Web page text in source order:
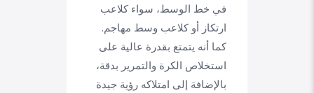
في خط الوسط، سواء كلاعب
ارتكاز أو كلاعب وسط مهاجم.
كما أنه يتمتع بقدرة عالية على
استخلاص الكرة والتمرير بدقة،
بالإضافة إلى امتلاكه رؤية جيدة